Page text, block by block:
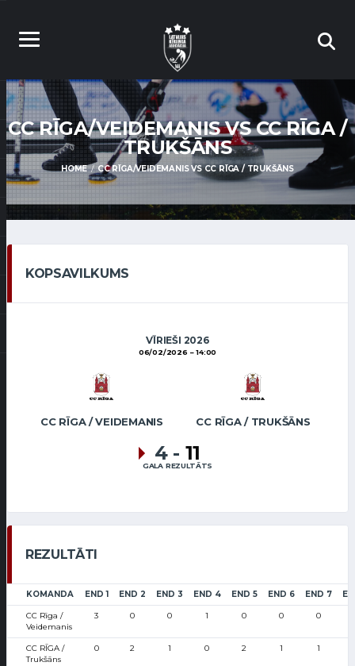
CC RĪGA/VEIDEMANIS VS CC RĪGA /
TRUKŠĀNS
HOME CC RĪGA/VEIDEMANIS VS CC RĪGA / TRUKŠĀNS
KOPSAVILKUMS
VĪRIEŠI 2026
06/02/2026 14:00
CC RĪGA / VEIDEMANIS CC RĪGA / TRUKŠĀNS
4 - 11
GALA REZULTĀTS
REZULTĀTI
KOMANDA END 1 END 2 END 3 END 4 END 5 END 6 END 7
CC Rīga /
Veidemanis
3 0 0 1 0 0 0
CC RĪGA /
Trukšāns
0 2 1 0 2 1 1